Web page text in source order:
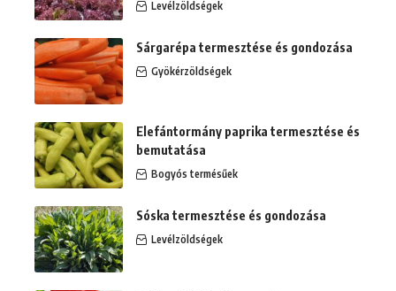
Levélzöldségek
Sárgarépa termesztése és gondozása
Gyökérzöldségek
Elefántormány paprika termesztése és
bemutatása
Bogyós termésűek
Sóska termesztése és gondozása
Levélzöldségek